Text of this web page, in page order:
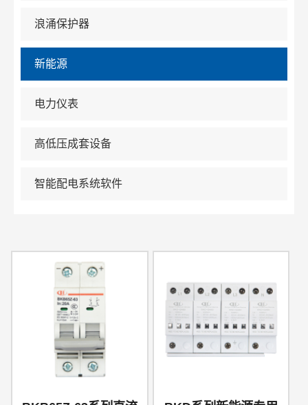
浪涌保护器
新能源
电力仪表
高低压成套设备
智能配电系统软件